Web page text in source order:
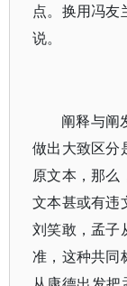
点。换用冯友
说。
阐释与阐
做出大致区分
原文本，那么
文本甚或有违
刘笑敢，孟子
准，这种共同